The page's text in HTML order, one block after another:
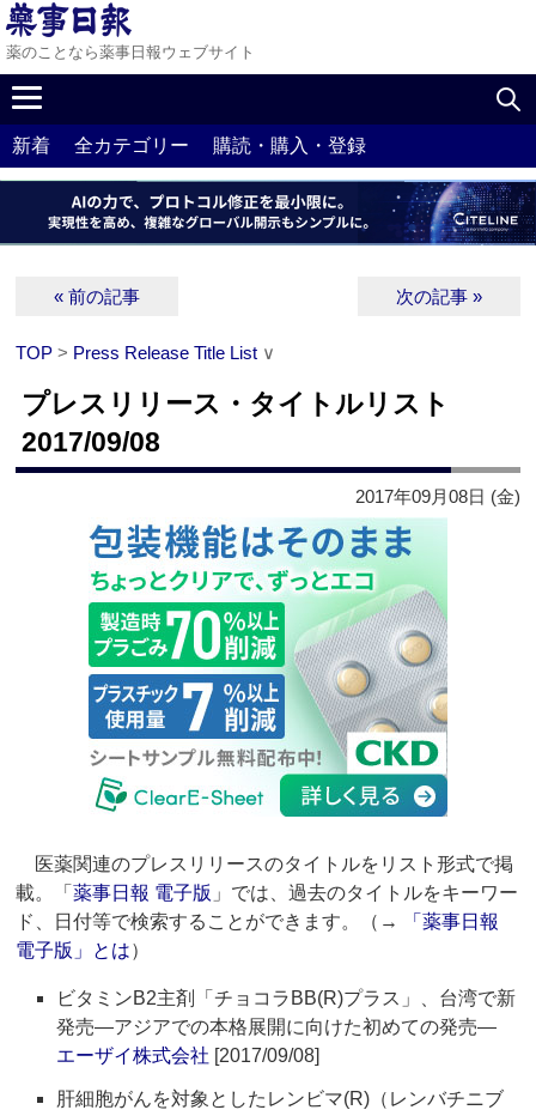
薬のことなら薬事日報ウェブサイト
新着 全カテゴリー 購読・購入・登録
« 前の記事 次の記事 »
TOP > Press Release Title List ∨
プレスリリース・タイトルリスト
2017/09/08
2017年09月08日 (金)
医薬関連のプレスリリースのタイトルをリスト形式で掲
載。「薬事日報 電子版 」では、過去のタイトルをキーワー
ド、日付等で検索することができます。（→
「薬事日報
電子版」とは）
ビタミンB2主剤「チョコラBB(R)プラス」、台湾で新
発売―アジアでの本格展開に向けた初めての発売―
エーザイ株式会社 [2017/09/08]
肝細胞がんを対象としたレンビマ(R)（レンバチニブ